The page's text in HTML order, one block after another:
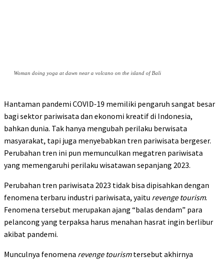
Woman doing yoga at dawn near a volcano on the island of Bali
Hantaman pandemi COVID-19 memiliki pengaruh sangat besar
bagi sektor pariwisata dan ekonomi kreatif di Indonesia,
bahkan dunia. Tak hanya mengubah perilaku berwisata
masyarakat, tapi juga menyebabkan tren pariwisata bergeser.
Perubahan tren ini pun memunculkan megatren pariwisata
yang memengaruhi perilaku wisatawan sepanjang 2023.
Perubahan tren pariwisata 2023 tidak bisa dipisahkan dengan
fenomena terbaru industri pariwisata, yaitu revenge tourism.
Fenomena tersebut merupakan ajang “balas dendam” para
pelancong yang terpaksa harus menahan hasrat ingin berlibur
akibat pandemi.
Munculnya fenomena revenge tourismtersebut akhirnya